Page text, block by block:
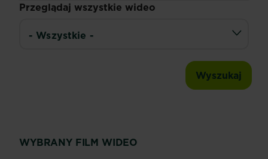
Przeglądaj wszystkie wideo
WYBRANY FILM WIDEO